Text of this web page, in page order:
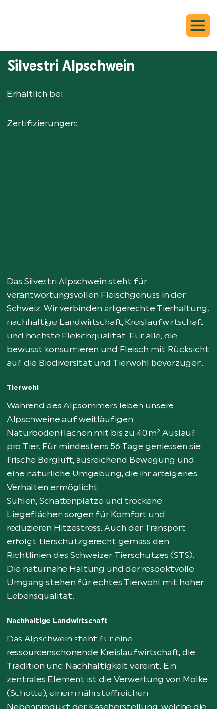
Silvestri Alpschwein
Erhältlich bei:
Zertifizierungen:
Das Silvestri Alpschwein steht für
verantwortungsvollen Fleischgenuss in der
Schweiz. Wir verbinden artgerechte Tierhaltung,
nachhaltige Landwirtschaft, Kreislaufwirtschaft
und höchste Fleischqualität. Für alle, die
bewusst konsumieren und Fleisch mit Rücksicht
auf die Biodiversität und Tierwohl bevorzugen.
Tierwohl
Während des Alpsommers leben unsere
Alpschweine auf weitläufigen
Naturbodenflächen mit bis zu 40 m² Auslauf
pro Tier. Für mindestens 56 Tage geniessen sie
frische Bergluft, ausreichend Bewegung und
eine natürliche Umgebung, die ihr arteigenes
Verhalten ermöglicht.
Suhlen, Schattenplätze und trockene
Liegeflächen sorgen für Komfort und
reduzieren Hitzestress. Auch der Transport
erfolgt tierschutzgerecht gemäss den
Richtlinien des Schweizer Tierschutzes (STS).
Die naturnahe Haltung und der respektvolle
Umgang stehen für echtes Tierwohl mit hoher
Lebensqualität.
Nachhaltige Landwirtschaft
Das Alpschwein steht für eine
ressourcenschonende Kreislaufwirtschaft, die
Tradition und Nachhaltigkeit vereint. Ein
zentrales Element ist die Verwertung von Molke
(Schotte), einem nährstoffreichen